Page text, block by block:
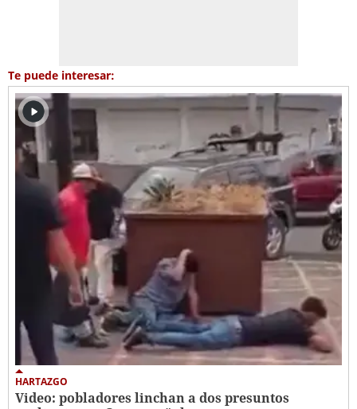
Te puede interesar:
HARTAZGO
Video: pobladores linchan a dos presuntos